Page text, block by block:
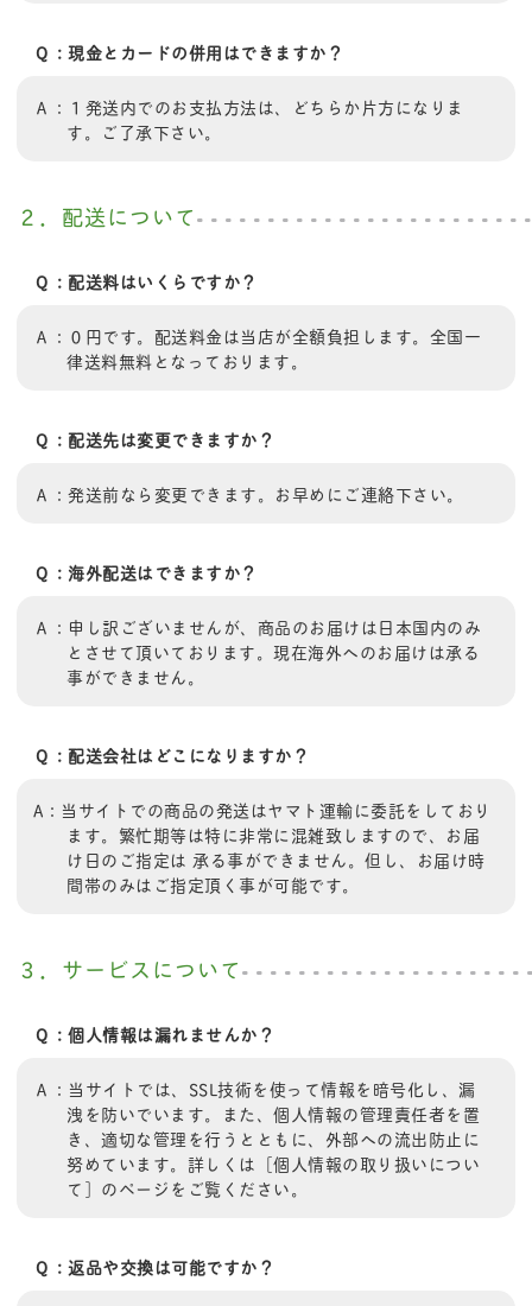
Ｑ：現金とカードの併用はできますか？
Ａ：１発送内でのお支払方法は、どちらか片方になりま
す。ご了承下さい。
２．配送について
Ｑ：配送料はいくらですか？
Ａ：０円です。配送料金は当店が全額負担します。全国一
律送料無料となっております。
Ｑ：配送先は変更できますか？
Ａ：発送前なら変更できます。お早めにご連絡下さい。
Ｑ：海外配送はできますか？
Ａ：申し訳ございませんが、商品のお届けは日本国内のみ
とさせて頂いております。現在海外へのお届けは承る
事ができません。
Ｑ：配送会社はどこになりますか？
A：当サイトでの商品の発送はヤマト運輸に委託をしており
ます。繁忙期等は特に非常に混雑致しますので、お届
け日のご指定は 承る事ができません。但し、お届け時
間帯のみはご指定頂く事が可能です。
３．サービスについて
Ｑ：個人情報は漏れませんか？
Ａ：当サイトでは、SSL技術を使って情報を暗号化し、漏
洩を防いでいます。また、個人情報の管理責任者を置
き、適切な管理を行うとともに、外部への流出防止に
努めています。詳しくは［個人情報の取り扱いについ
て］のページをご覧ください。
Ｑ：返品や交換は可能ですか？